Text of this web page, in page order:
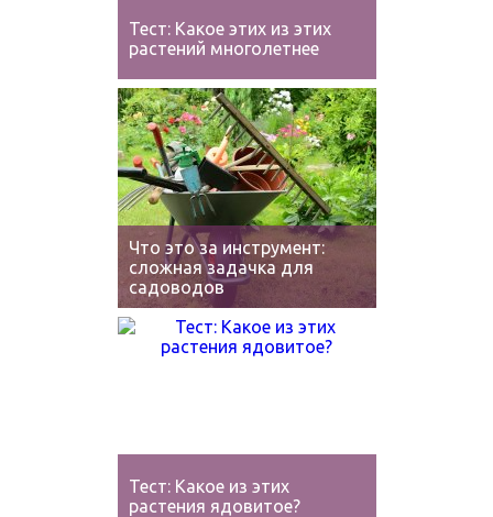
Тест: Какое этих из этих
растений многолетнее
Что это за инструмент:
сложная задачка для
садоводов
Тест: Какое из этих
растения ядовитое?